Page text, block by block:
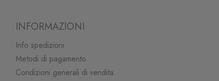
INFORMAZIONI
Info spedizioni
Metodi di pagamento
Condizioni generali di vendita